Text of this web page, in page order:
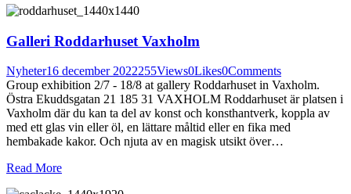
Galleri Roddarhuset Vaxholm
Nyheter16 december 2022255Views0Likes0Comments
Group exhibition 2/7 - 18/8 at gallery Roddarhuset in Vaxholm.
Östra Ekuddsgatan 21 185 31 VAXHOLM Roddarhuset är platsen i
Vaxholm där du kan ta del av konst och konsthantverk, koppla av
med ett glas vin eller öl, en lättare måltid eller en fika med
hembakade kakor. Och njuta av en magisk utsikt över…
Read More